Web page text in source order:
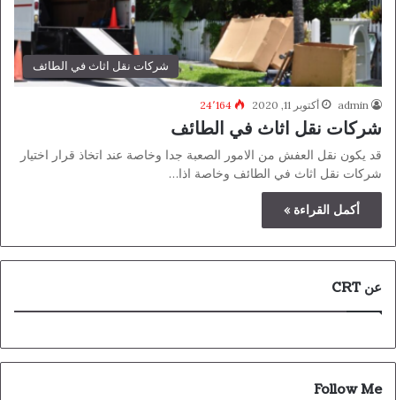
شركات نقل اثاث في الطائف
admin أكتوبر 11, 2020 24٬164
شركات نقل اثاث في الطائف
قد يكون نقل العفش من الامور الصعبة جدا وخاصة عند اتخاذ قرار اختيار
شركات نقل اثاث في الطائف وخاصة اذا…
أكمل القراءة »
عن CRT
Follow Me